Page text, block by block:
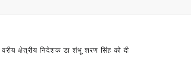
क्षेत्रीय निदेशक डा शंभू शरण सिंह को दी